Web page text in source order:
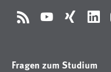
RSS YouTubeXing
Fragen zum Studium